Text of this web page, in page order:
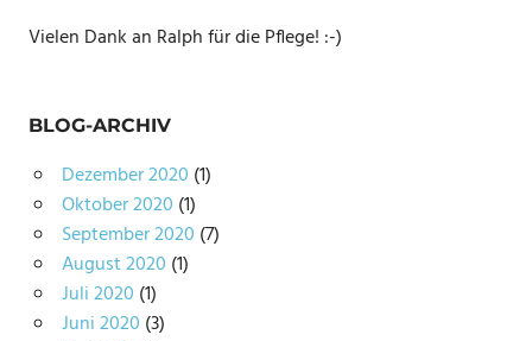
Vielen Dank an Ralph für die Pflege! :-)
BLOG-ARCHIV
Dezember 2020 (1)
Oktober 2020 (1)
September 2020 (7)
August 2020 (1)
Juli 2020 (1)
Juni 2020 (3)